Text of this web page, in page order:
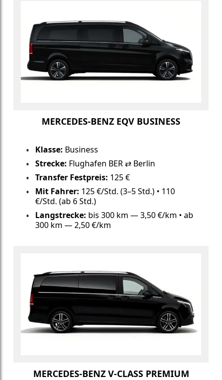
MERCEDES-BENZ EQV BUSINESS
Klasse: Business
Strecke: Flughafen BER ⇄ Berlin
Transfer Festpreis: 125 €
Mit Fahrer: 125 €/Std. (3–5 Std.) • 110
€/Std. (ab 6 Std.)
Langstrecke: bis 300 km — 3,50 €/km • ab
300 km — 2,50 €/km
MERCEDES-BENZ V-CLASS PREMIUM